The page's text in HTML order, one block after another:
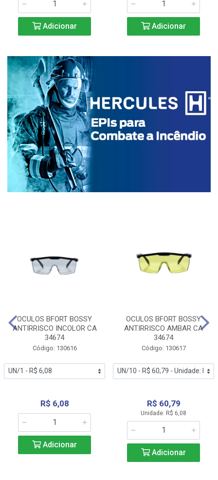
Adicionar Adicionar
OCULOS BFORT BOSSY
ANTIRRISCO INCOLOR CA
34674
Código: 130616
R$ 6,08
Adicionar
OCULOS BFORT BOSSY
ANTIRRISCO AMBAR CA
34674
Código: 130617
R$ 60,79
Unidade: R$ 6,08
Adicionar